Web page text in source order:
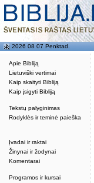
Apie Bibliją
Lietuviški vertimai
Kaip skaityti Bibliją
Kaip įsigyti Bibliją
Tekstų palyginimas
Rodyklės ir teminė paieška
Įvadai ir raktai
Žinynai ir žodynai
Komentarai
Programos ir kursai
2026 08 07 Penktad.